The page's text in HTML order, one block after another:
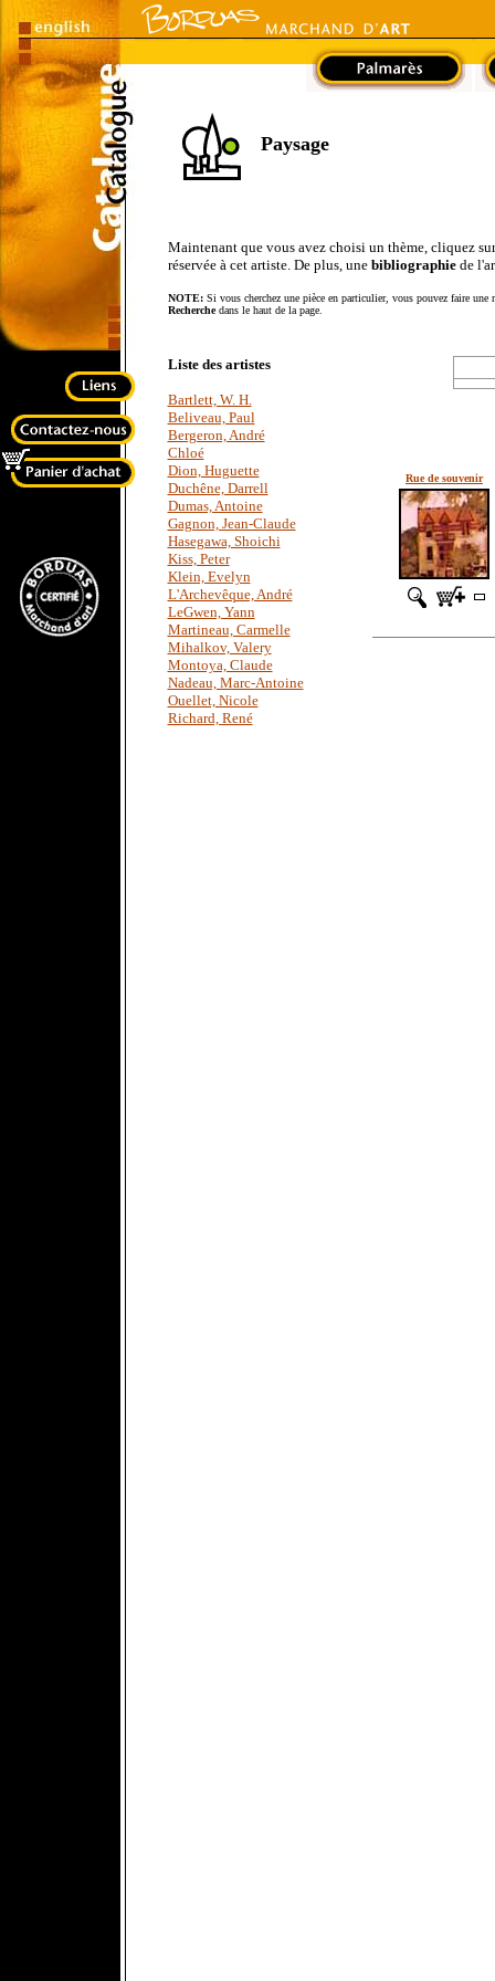
Paysage
Maintenant que vous avez choisi un thème, cliquez
réservée à cet artiste. De plus, une bibliographiede
NOTE:Si vous cherchez une pièce en particulier, vous pouvez faire une
Recherchedans le haut de la page.
Liste des artistes
Bartlett, W. H.
Beliveau, Paul
Bergeron, André
Chloé
Dion, Huguette
Duchêne, Darrell
Dumas, Antoine
Gagnon, Jean-Claude
Hasegawa, Shoichi
Kiss, Peter
Klein, Evelyn
L'Archevêque, André
LeGwen, Yann
Martineau, Carmelle
Mihalkov, Valery
Montoya, Claude
Nadeau, Marc-Antoine
Ouellet, Nicole
Richard, René
Rue de souvenir